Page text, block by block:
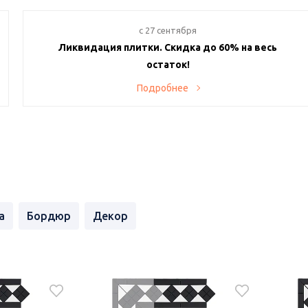
c 27 сентября
Ликвидация плитки. Скидка до 60% на весь
остаток!
Хотите создать уникальный интерьер по супервыгодной
Подробнее
Бордюр Декор